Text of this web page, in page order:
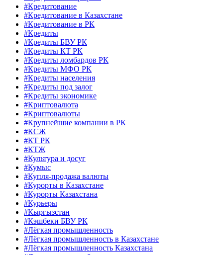
#Кредитование
#Кредитование в Казахстане
#Кредитование в РК
#Кредиты
#Кредиты БВУ РК
#Кредиты КТ РК
#Кредиты ломбардов РК
#Кредиты МФО РК
#Кредиты населения
#Кредиты под залог
#Кредиты экономике
#Криптовалюта
#Криптовалюты
#Крупнейшие компании в РК
#КСЖ
#КТ РК
#КТЖ
#Культура и досуг
#Кумыс
#Купля-продажа валюты
#Курорты в Казахстане
#Курорты Казахстана
#Курьеры
#Кыргызстан
#Кэшбеки БВУ РК
#Лёгкая промышленность
#Лёгкая промышленность в Казахстане
#Лёгкая промышленность Казахстана